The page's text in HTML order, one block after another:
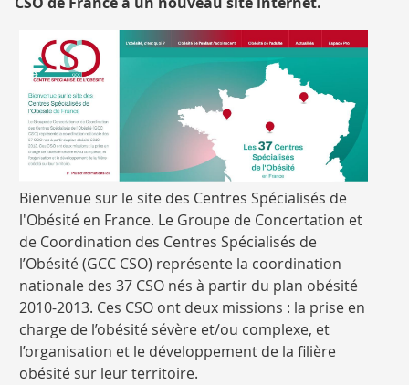
GCC
Centre
spécialisé
de
l'obésité
-
Bienvenue sur le site des Centres Spécialisés de
l'Obésité en France. Le Groupe de Concertation et
de Coordination des Centres Spécialisés de
l’Obésité (GCC CSO) représente la coordination
nationale des 37 CSO nés à partir du plan obésité
2010-2013. Ces CSO ont deux missions : la prise en
charge de l’obésité sévère et/ou complexe, et
l’organisation et le développement de la filière
obésité sur leur territoire.